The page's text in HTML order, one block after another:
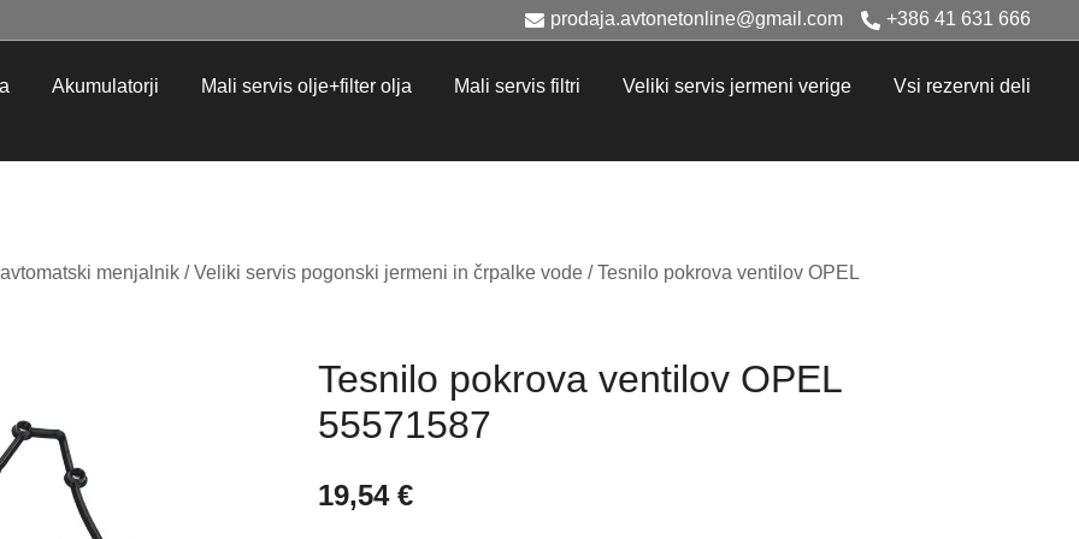
prodaja.avtonetonline@gmail.com +386 41 631 666
Akumulatorji Mali servis olje+filter olja Mali servis filtri Veliki servis jermeni verige Vsi rezervni deli
menjalnik /Veliki servis pogonski jermeni in črpalke vode / Tesnilo pokrova ventilov OPEL
Tesnilo pokrova ventilov OPEL
55571587
19,54 €